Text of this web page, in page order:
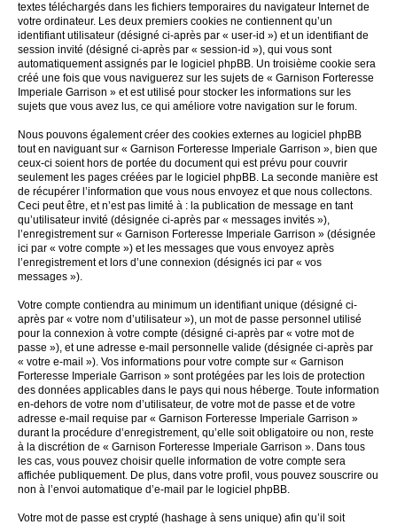
textes téléchargés dans les fichiers temporaires du navigateur Internet de
votre ordinateur. Les deux premiers cookies ne contiennent qu’un
identifiant utilisateur (désigné ci-après par « user-id ») et un identifiant de
session invité (désigné ci-après par « session-id »), qui vous sont
automatiquement assignés par le logiciel phpBB. Un troisième cookie sera
créé une fois que vous naviguerez sur les sujets de « Garnison Forteresse
Imperiale Garrison » et est utilisé pour stocker les informations sur les
sujets que vous avez lus, ce qui améliore votre navigation sur le forum.
Nous pouvons également créer des cookies externes au logiciel phpBB
tout en naviguant sur « Garnison Forteresse Imperiale Garrison », bien que
ceux-ci soient hors de portée du document qui est prévu pour couvrir
seulement les pages créées par le logiciel phpBB. La seconde manière est
de récupérer l’information que vous nous envoyez et que nous collectons.
Ceci peut être, et n’est pas limité à : la publication de message en tant
qu’utilisateur invité (désignée ci-après par « messages invités »),
l’enregistrement sur « Garnison Forteresse Imperiale Garrison » (désignée
ici par « votre compte ») et les messages que vous envoyez après
l’enregistrement et lors d’une connexion (désignés ici par « vos
messages »).
Votre compte contiendra au minimum un identifiant unique (désigné ci-
après par « votre nom d’utilisateur »), un mot de passe personnel utilisé
pour la connexion à votre compte (désigné ci-après par « votre mot de
passe »), et une adresse e-mail personnelle valide (désignée ci-après par
« votre e-mail »). Vos informations pour votre compte sur « Garnison
Forteresse Imperiale Garrison » sont protégées par les lois de protection
des données applicables dans le pays qui nous héberge. Toute information
en-dehors de votre nom d’utilisateur, de votre mot de passe et de votre
adresse e-mail requise par « Garnison Forteresse Imperiale Garrison »
durant la procédure d’enregistrement, qu’elle soit obligatoire ou non, reste
à la discrétion de « Garnison Forteresse Imperiale Garrison ». Dans tous
les cas, vous pouvez choisir quelle information de votre compte sera
affichée publiquement. De plus, dans votre profil, vous pouvez souscrire ou
non à l’envoi automatique d’e-mail par le logiciel phpBB.
Votre mot de passe est crypté (hashage à sens unique) afin qu’il soit